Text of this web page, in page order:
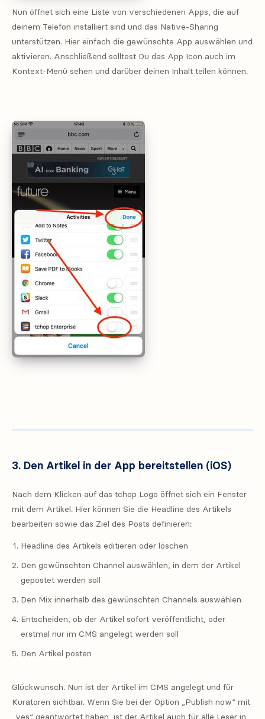
Nun öffnet sich eine Liste von verschiedenen Apps, die auf
deinem Telefon installiert sind und das Native-Sharing
unterstützen. Hier einfach die gewünschte App auswählen und
aktivieren. Anschließend solltest Du das App Icon auch im
Kontext-Menü sehen und darüber deinen Inhalt teilen können.
3. Den Artikel in der App bereitstellen (iOS)
Nach dem Klicken auf das tchop Logo öffnet sich ein Fenster
mit dem Artikel. Hier können Sie die Headline des Artikels
bearbeiten sowie das Ziel des Posts definieren:
Headline des Artikels editieren oder löschen
Den gewünschten Channel auswählen, in dem der Artikel
gepostet werden soll
Den Mix innerhalb des gewünschten Channels auswählen
Entscheiden, ob der Artikel sofort veröffentlicht, oder
erstmal nur im CMS angelegt werden soll
Den Artikel posten
Glückwunsch. Nun ist der Artikel im CMS angelegt und für
Kuratoren sichtbar. Wenn Sie bei der Option „Publish now“ mit